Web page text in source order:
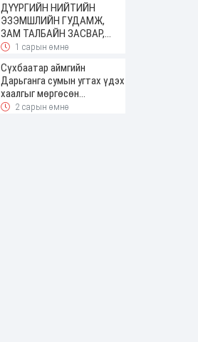
ЗОХИОН БАЙГУУЛАГДЛАА
ДҮҮРГИЙН НИЙТИЙН
ЭЗЭМШЛИЙН ГУДАМЖ,
ЗАМ ТАЛБАЙН ЗАСВАР,
ШИНЭЧЛЭЛТИЙН АЖИЛ
1 сарын өмнө
Сүхбаатар аймгийн
Дарьганга сумын угтах үдэх
хаалгыг мөргөсөн
жолоочоос 150 сая төгрөг
2 сарын өмнө